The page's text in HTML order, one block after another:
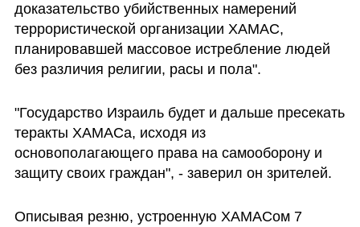
доказательство убийственных намерений
террористической организации ХАМАС,
планировавшей массовое истребление людей
без различия религии, расы и пола".
"Государство Израиль будет и дальше пресекать
теракты ХАМАСа, исходя из
основополагающего права на самооборону и
защиту своих граждан", - заверил он зрителей.
Описывая резню, устроенную ХАМАСом 7